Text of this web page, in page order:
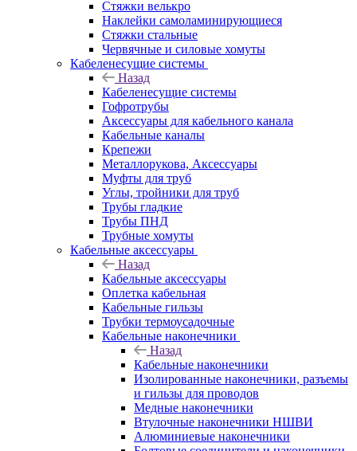
Стяжки велькро
Наклейки самоламинирующиеся
Стяжки стальные
Червячные и силовые хомуты
Кабеленесущие системы
Назад
Кабеленесущие системы
Гофротрубы
Аксессуары для кабельного канала
Кабельные каналы
Крепежи
Металлорукова, Аксессуары
Муфты для труб
Углы, тройники для труб
Трубы гладкие
Трубы ПНД
Трубные хомуты
Кабельные аксессуары
Назад
Кабельные аксессуары
Оплетка кабельная
Кабельные гильзы
Трубки термоусадочные
Кабельные наконечники
Назад
Кабельные наконечники
Изолированные наконечники, разъемы
и гильзы для проводов
Медные наконечники
Втулочные наконечники НШВИ
Алюминиевые наконечники